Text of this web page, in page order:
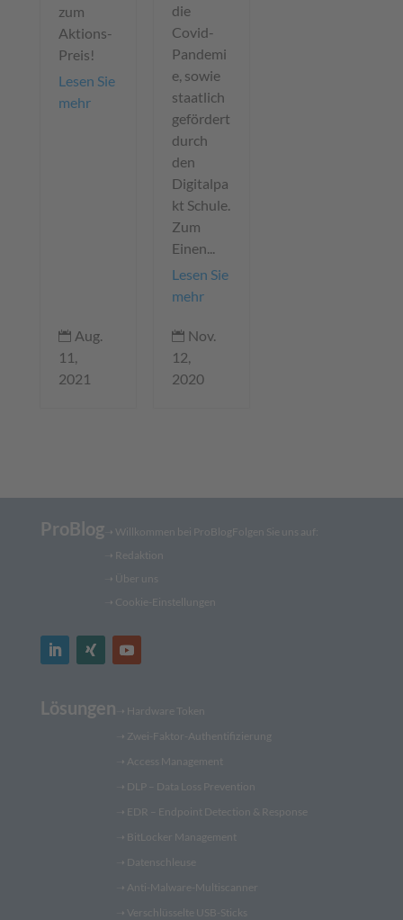
zum
Aktions-
Preis!
Lesen Sie
mehr
 Aug.
11,
2021
die
Covid-
Pandemi
e, sowie
staatlich
gefördert
durch
den
Digitalpa
kt Schule.
Zum
Einen...
Lesen Sie
mehr
 Nov.
12,
2020
ProBlog➝ Willkommen bei ProBlog
➝ Redaktion
➝ Über uns
➝ Cookie-Einstellungen
Folgen Sie uns auf:
Lösungen ➝ Hardware Token
➝ Zwei-Faktor-Authentifizierung
➝ Access Management
➝ DLP – Data Loss Prevention
➝ EDR – Endpoint Detection & Response
➝ BitLocker Management
➝ Datenschleuse
➝ Anti-Malware-Multiscanner
➝ Verschlüsselte USB-Sticks